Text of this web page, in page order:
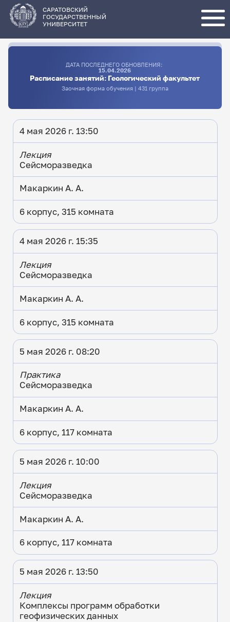
основному
содержанию
САРАТОВСКИЙ
ГОСУДАРСТВЕННЫЙ
УНИВЕРСИТЕТ
ДАТА ПОСЛЕДНЕГО ОБНОВЛЕНИЯ:
15.04.2026
Расписание занятий: Геологический факультет
Заочная форма обучения | 431 группа
4 мая 2026 г. 13:50
Лекция
Сейсморазведка
Макаркин А. А.
6 корпус, 315 комната
4 мая 2026 г. 15:35
Лекция
Сейсморазведка
Макаркин А. А.
6 корпус, 315 комната
5 мая 2026 г. 08:20
Практика
Сейсморазведка
Макаркин А. А.
6 корпус, 117 комната
5 мая 2026 г. 10:00
Лекция
Сейсморазведка
Макаркин А. А.
6 корпус, 117 комната
5 мая 2026 г. 13:50
Лекция
Комплексы программ обработки
геофизических данных